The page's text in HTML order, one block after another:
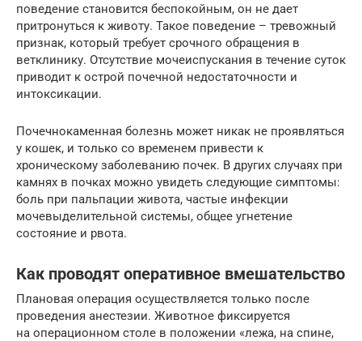
поведение становится беспокойным, он не дает
притронуться к животу. Такое поведение – тревожный
признак, который требует срочного обращения в
ветклинику. Отсутствие мочеиспускания в течение суток
приводит к острой почечной недостаточности и
интоксикации.
Почечнокаменная болезнь может никак не проявляться
у кошек, и только со временем привести к
хроническому заболеванию почек. В других случаях при
камнях в почках можно увидеть следующие симптомы:
боль при пальпации живота, частые инфекции
мочевыделительной системы, общее угнетение
состояние и рвота.
Как проводят оперативное вмешательство
Плановая операция осуществляется только после
проведения анестезии. Животное фиксируется
на операционном столе в положении «лежа, на спине,